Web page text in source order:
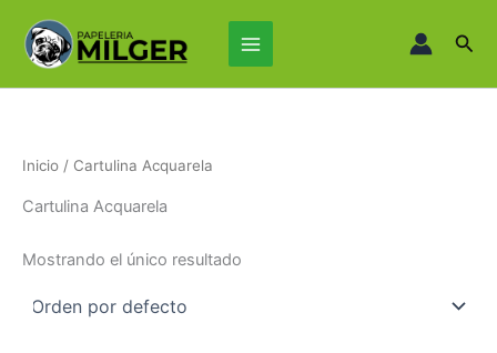
contenido
Main
Menu
Inicio / Cartulina Acquarela
Cartulina Acquarela
Mostrando el único resultado